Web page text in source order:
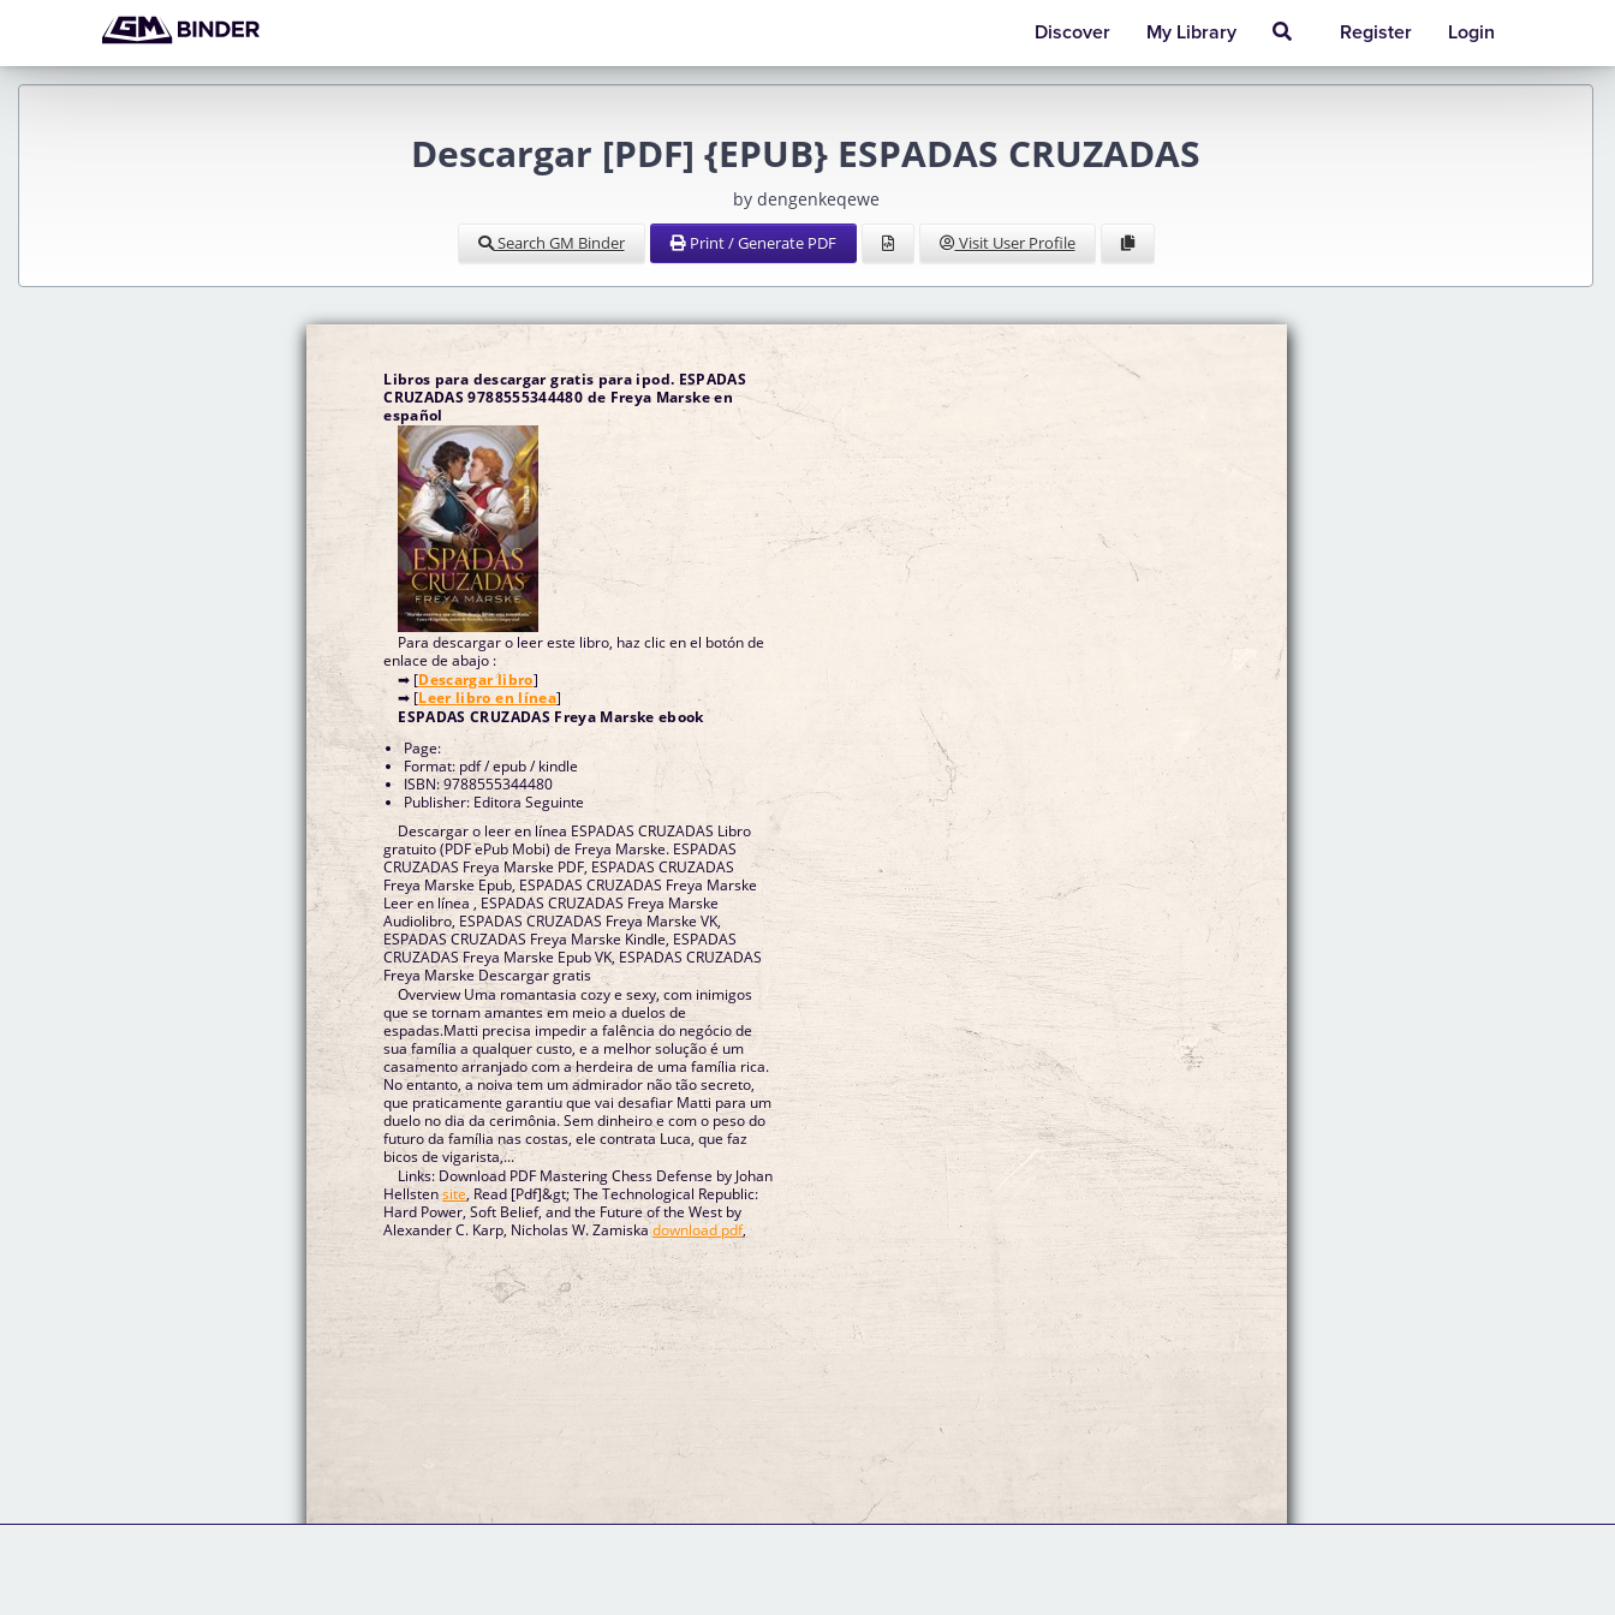
Discover My Library Register Login
Descargar [PDF] {EPUB} ESPADAS CRUZADAS
by dengenkeqewe
Search GM Binder Print / Generate PDF Visit User Profile
Libros para descargar gratis para ipod. ESPADAS
CRUZADAS 9788555344480 de Freya Marske en
español
Para descargar o leer este libro, haz clic en el botón de
enlace de abajo :
➡ [Descargar libro]
➡ [Leer libro en línea]
ESPADAS CRUZADAS Freya Marske ebook
Page:
Format: pdf / epub / kindle
ISBN: 9788555344480
Publisher: Editora Seguinte
Descargar o leer en línea ESPADAS CRUZADAS Libro
gratuito (PDF ePub Mobi) de Freya Marske. ESPADAS
CRUZADAS Freya Marske PDF, ESPADAS CRUZADAS
Freya Marske Epub, ESPADAS CRUZADAS Freya Marske
Leer en línea , ESPADAS CRUZADAS Freya Marske
Audiolibro, ESPADAS CRUZADAS Freya Marske VK,
ESPADAS CRUZADAS Freya Marske Kindle, ESPADAS
CRUZADAS Freya Marske Epub VK, ESPADAS CRUZADAS
Freya Marske Descargar gratis
Overview Uma romantasia cozy e sexy, com inimigos
que se tornam amantes em meio a duelos de
espadas.Matti precisa impedir a falência do negócio de
sua família a qualquer custo, e a melhor solução é um
casamento arranjado com a herdeira de uma família rica.
No entanto, a noiva tem um admirador não tão secreto,
que praticamente garantiu que vai desafiar Matti para um
duelo no dia da cerimônia. Sem dinheiro e com o peso do
futuro da família nas costas, ele contrata Luca, que faz
bicos de vigarista,...
Links: Download PDF Mastering Chess Defense by Johan
Hellstensite, Read [Pdf]&gt; The Technological Republic:
Hard Power, Soft Belief, and the Future of the West by
Alexander C. Karp, Nicholas W. Zamiskadownload pdf,